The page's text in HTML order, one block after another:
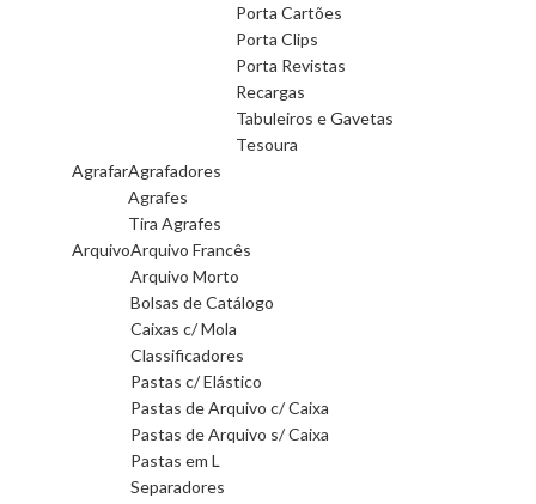
Porta Cartões
Porta Clips
Porta Revistas
Recargas
Tabuleiros e Gavetas
Tesoura
AgrafarAgrafadores
Agrafes
Tira Agrafes
ArquivoArquivo Francês
Arquivo Morto
Bolsas de Catálogo
Caixas c/ Mola
Classificadores
Pastas c/ Elástico
Pastas de Arquivo c/ Caixa
Pastas de Arquivo s/ Caixa
Pastas em L
Separadores